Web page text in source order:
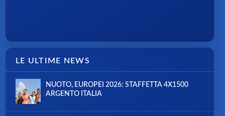
LE ULTIME NEWS
NUOTO, EUROPEI 2026: STAFFETTA 4X1500
ARGENTO ITALIA